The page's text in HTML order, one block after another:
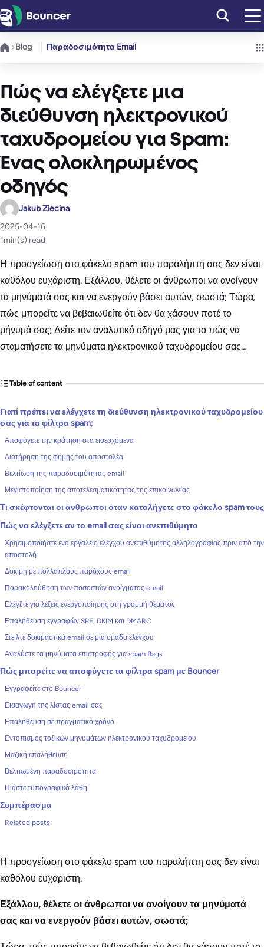
Μετάβαση
στο
περιεχόμενο
Blog Παραδοσιμότητα Email
Πώς να ελέγξετε μια
διεύθυνση ηλεκτρονικού
ταχυδρομείου για Spam:
Ένας ολοκληρωμένος
οδηγός
Jakub Ziecina
2025-04-16
1min(s) read
Η προσγείωση στο φάκελο spam του παραλήπτη σας δεν είναι
καθόλου ευχάριστη. Εξάλλου, θέλετε οι άνθρωποι να ανοίγουν
τα μηνύματά σας και να ενεργούν βάσει αυτών, σωστά; Τώρα,
πώς μπορείτε να βεβαιωθείτε ότι δεν θα χάσουν ποτέ το
μήνυμά σας; Δείτε τον αναλυτικό οδηγό μας για το πώς να
σταματήσετε τα μηνύματα ηλεκτρονικού ταχυδρομείου σας…
Table of content
Γιατί πρέπει να ελέγχετε τη διεύθυνση ηλεκτρονικού ταχυδρομείου
σας για τα φίλτρα spam;
Αποφύγετε την κράτηση στα εισερχόμενα
Διατήρηση της φήμης του αποστολέα
Βελτίωση της παραδοσιμότητας email
Μεγιστοποίηση της αποτελεσματικότητας της επικοινωνίας
Τι σκέφτονται οι άνθρωποι όταν καταλήγετε στο φάκελο spam τους
Πώς να ελέγξετε αν το email σας είναι ανεπιθύμητο
Χρησιμοποιήστε ένα εργαλείο ελέγχου ανεπιθύμητης αλληλογραφίας πριν από την
αποστολή
Δοκιμή με πολλαπλούς παρόχους email
Παρακολούθηση των ποσοστών ανοίγματος email
Ελέγξτε για λέξεις ενεργοποίησης στη γραμμή θέματος
Επαλήθευση εγγραφών SPF, DKIM και DMARC
Στείλτε δοκιμαστικά email σε μια ομάδα ελέγχου
Αναλύστε τα μηνύματα επιστροφής για spam flags
Πώς μπορείτε να αποφύγετε τα φίλτρα spam με Bouncer
Εγγραφείτε στο Bouncer
Εισαγωγή της λίστας email σας
Επαλήθευση σε πραγματικό χρόνο
Εντοπισμός τοξικών μηνυμάτων ηλεκτρονικού ταχυδρομείου
Μαζική επαλήθευση
Βελτιωμένη παραδοσιμότητα
Πιάστε τυπογραφικά λάθη
Συμπέρασμα
Related posts:
Η προσγείωση στο φάκελο spam του παραλήπτη σας δεν είναι
καθόλου ευχάριστη.
Εξάλλου, θέλετε οι άνθρωποι να ανοίγουν τα μηνύματά
σας και να ενεργούν βάσει αυτών, σωστά;